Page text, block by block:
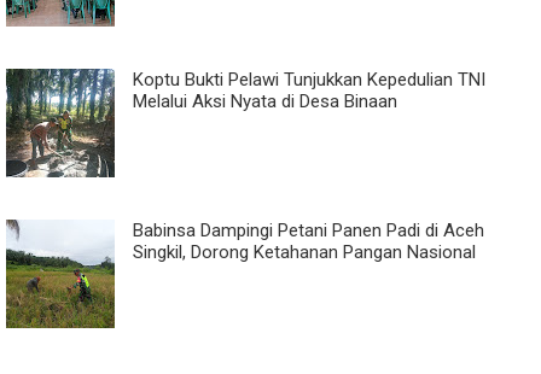
Koptu Bukti Pelawi Tunjukkan Kepedulian TNI
Melalui Aksi Nyata di Desa Binaan
Babinsa Dampingi Petani Panen Padi di Aceh
Singkil, Dorong Ketahanan Pangan Nasional